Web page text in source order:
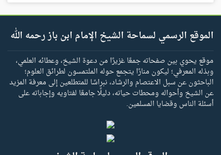
الموقع الرسمي لسماحة الشيخ الإمام ابن باز رحمه الله
موقع يحوي بين صفحاته جمعًا غزيرًا من دعوة الشيخ، وعطائه العلمي،
وبذله المعرفي؛ ليكون منارًا يتجمع حوله الملتمسون لطرائق العلوم؛
الباحثون عن سبل الاعتصام والرشاد، نبراسًا للمتطلعين إلى معرفة المزيد
عن الشيخ وأحواله ومحطات حياته، دليلًا جامعًا لفتاويه وإجاباته على
أسئلة الناس وقضايا المسلمين.